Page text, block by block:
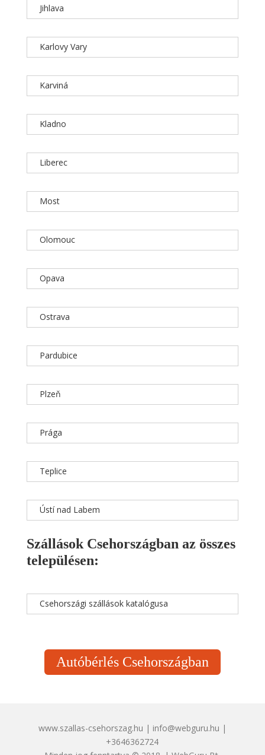
Jihlava
Karlovy Vary
Karviná
Kladno
Liberec
Most
Olomouc
Opava
Ostrava
Pardubice
Plzeň
Prága
Teplice
Ústí nad Labem
Szállások Csehországban az összes
településen:
Csehországi szállások katalógusa
Autóbérlés Csehországban
www.szallas-csehorszag.hu | info@webguru.hu |
+3646362724